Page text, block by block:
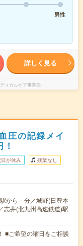
男性
詳しく見る
ィカルケア事業部
圧の記録メイ
日が休み 残業なし
から---分／城野(日豊本
志井(北九州高速鉄道)駅
■ご希望の曜日をご相談